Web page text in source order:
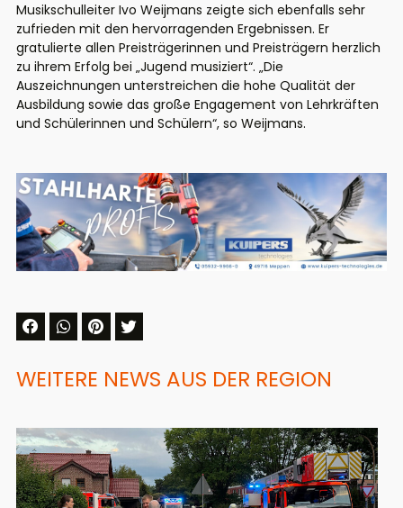
Musikschulleiter Ivo Weijmans zeigte sich ebenfalls sehr
zufrieden mit den hervorragenden Ergebnissen. Er
gratulierte allen Preisträgerinnen und Preisträgern herzlich
zu ihrem Erfolg bei „Jugend musiziert“. „Die
Auszeichnungen unterstreichen die hohe Qualität der
Ausbildung sowie das große Engagement von Lehrkräften
und Schülerinnen und Schülern“, so Weijmans.
WEITERE NEWS AUS DER REGION